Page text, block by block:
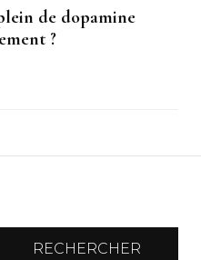
de dopamine
?
RECHERCHER